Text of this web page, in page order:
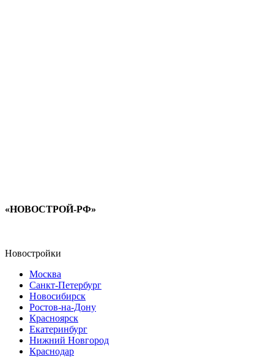
«НОВОСТРОЙ-РФ»
Новостройки
Москва
Санкт-Петербург
Новосибирск
Ростов-на-Дону
Красноярск
Екатеринбург
Нижний Новгород
Краснодар